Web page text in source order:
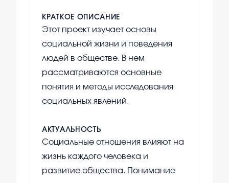
КРАТКОЕ ОПИСАНИЕ
Этот проект изучает основы
социальной жизни и поведения
людей в обществе. В нем
рассматриваются основные
понятия и методы исследования
социальных явлений.
АКТУАЛЬНОСТЬ
Социальные отношения влияют на
жизнь каждого человека и
развитие общества. Понимание